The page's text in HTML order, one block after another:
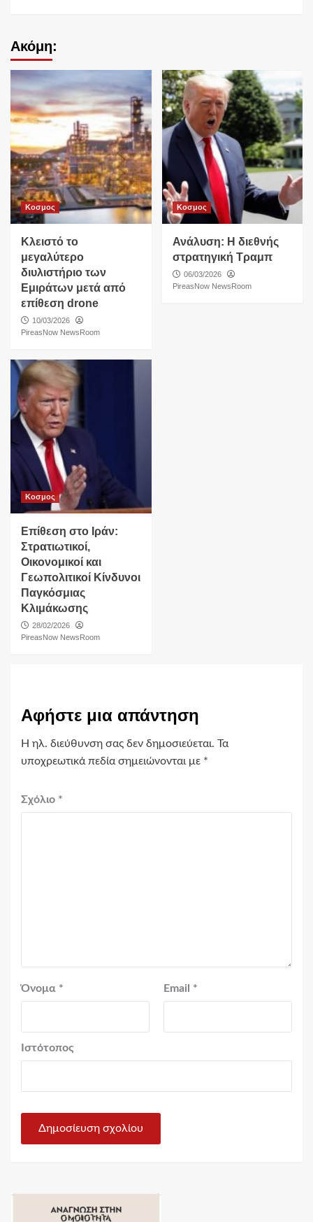
Ακόμη:
Κοσμος
Κλειστό το
μεγαλύτερο
διυλιστήριο των
Εμιράτων μετά από
επίθεση drone
10/03/2026
PireasNow NewsRoom
Κοσμος
Ανάλυση: Η διεθνής
στρατηγική Τραμπ
06/03/2026
PireasNow NewsRoom
Κοσμος
Επίθεση στο Ιράν:
Στρατιωτικοί,
Οικονομικοί και
Γεωπολιτικοί Κίνδυνοι
Παγκόσμιας
Κλιμάκωσης
28/02/2026
PireasNow NewsRoom
Αφήστε μια απάντηση
Η ηλ. διεύθυνση σας δεν δημοσιεύεται. Τα
υποχρεωτικά πεδία σημειώνονται με *
Σχόλιο *
Όνομα * Email *
Ιστότοπος